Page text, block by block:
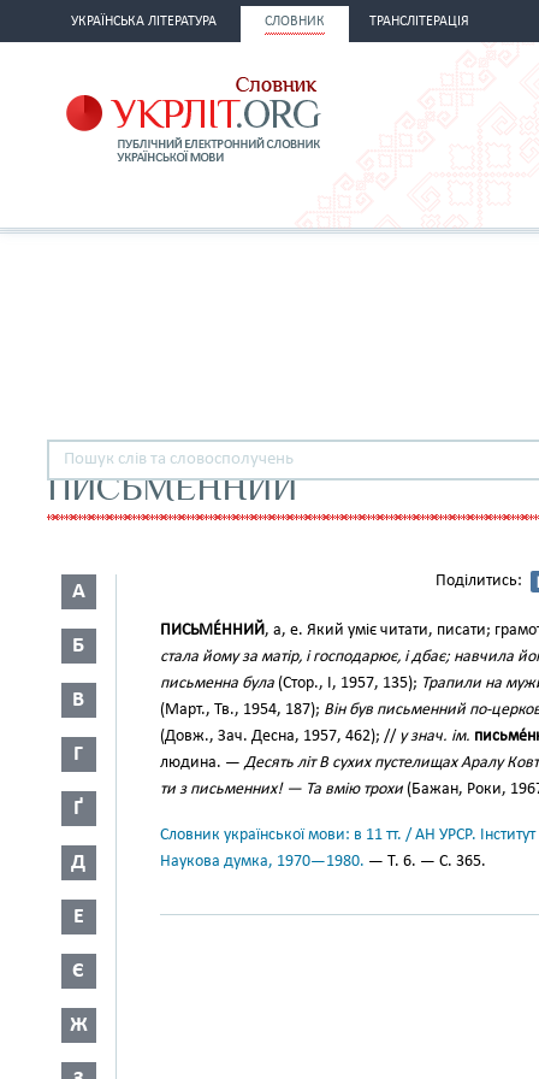
УКРАЇНСЬКА ЛІТЕРАТУРА СЛОВНИК ТРАНСЛІТЕРАЦІЯ
ПИСЬМЕННИЙ
А
Б
В
Г
Ґ
Д
Е
Є
Ж
Поділитись:
ПИСЬМЕ́ННИЙ, а, е. Який уміє читати, писати;
стала йому за матір, і господарює, і дбає; навчила
письменна була (Стор., І, 1957, 135); Трапили на
(Март., Тв., 1954, 187); Він був письменний по-
(Довж., Зач. Десна, 1957, 462); // у знач. ім.
людина. —Десять літ В сухих пустелищах Аралу
ти з письменних! — Та вмію трохи (Бажан, Роки,
Словник української мови: в 11 тт. / АН УРСР.
Наукова думка, 1970—1980. — Т. 6. — С. 365.